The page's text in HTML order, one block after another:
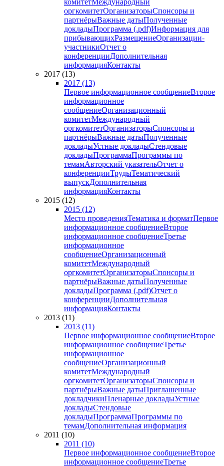
комитетМеждународный
оргкомитетОрганизаторыСпонсоры и
партнёрыВажные датыПолученные
докладыПрограмма (.pdf)Информация для
прибывающихРазмещениеОрганизации-
участникиОтчет о
конференцииДополнительная
информацияКонтакты
2017 (13)
2017 (13)
Первое информационное сообщениеВторое
информационное
сообщениеОрганизационный
комитетМеждународный
оргкомитетОрганизаторыСпонсоры и
партнёрыВажные датыПолученные
докладыУстные докладыСтендовые
докладыПрограммаПрограммы по
темамАвторский указательОтчет о
конференцииТрудыТематический
выпускДополнительная
информацияКонтакты
2015 (12)
2015 (12)
Место проведенияТематика и форматПервое
информационное сообщениеВторое
информационное сообщениеТретье
информационное
сообщениеОрганизационный
комитетМеждународный
оргкомитетОрганизаторыСпонсоры и
партнёрыВажные датыПолученные
докладыПрограмма (.pdf)Отчет о
конференцииДополнительная
информацияКонтакты
2013 (11)
2013 (11)
Первое информационное сообщениеВторое
информационное сообщениеТретье
информационное
сообщениеОрганизационный
комитетМеждународный
оргкомитетОрганизаторыСпонсоры и
партнёрыВажные датыПриглашенные
докладчикиПленарные докладыУстные
докладыСтендовые
докладыПрограммаПрограммы по
темамДополнительная информация
2011 (10)
2011 (10)
Первое информационное сообщениеВторое
информационное сообщениеТретье